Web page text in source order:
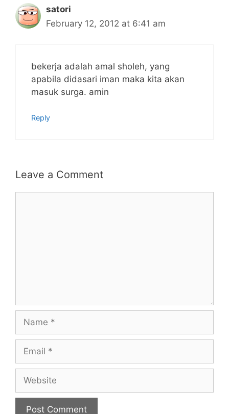
satori
February 12, 2012 at 6:41 am
bekerja adalah amal sholeh, yang
apabila didasari iman maka kita akan
masuk surga. amin
Reply
Leave a Comment